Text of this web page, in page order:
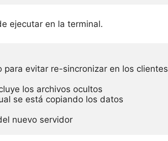
ejecutar en la terminal.
evitar re-sincronizar en los clientes
los archivos ocultos
se está copiando los datos
nuevo servidor